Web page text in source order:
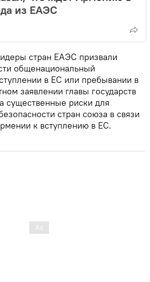
из ЕАЭС
стран ЕАЭС призвали
общенациональный
в ЕС или пребывании в
заявлении главы государств
существенные риски для
стран союза в связи
к вступлению в ЕС.